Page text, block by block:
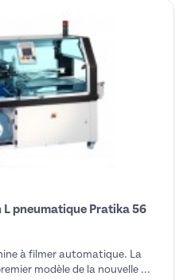
pneumatique Pratika 56
à filmer automatique. La
modèle de la nouvelle ...